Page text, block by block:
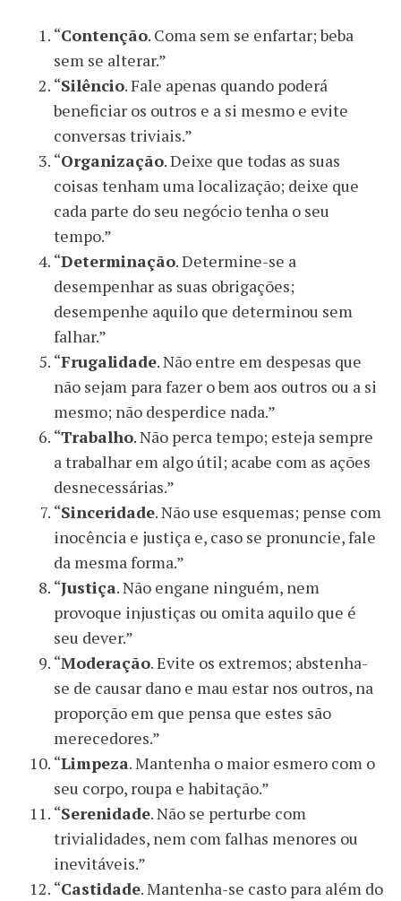
“Contenção. Coma sem se enfartar; beba
sem se alterar.”
“Silêncio. Fale apenas quando poderá
beneficiar os outros e a si mesmo e evite
conversas triviais.”
“Organização. Deixe que todas as suas
coisas tenham uma localização; deixe que
cada parte do seu negócio tenha o seu
tempo.”
“Determinação. Determine-se a
desempenhar as suas obrigações;
desempenhe aquilo que determinou sem
falhar.”
“Frugalidade. Não entre em despesas que
não sejam para fazer o bem aos outros ou a si
mesmo; não desperdice nada.”
“Trabalho. Não perca tempo; esteja sempre
a trabalhar em algo útil; acabe com as ações
desnecessárias.”
“Sinceridade. Não use esquemas; pense com
inocência e justiça e, caso se pronuncie, fale
da mesma forma.”
“Justiça. Não engane ninguém, nem
provoque injustiças ou omita aquilo que é
seu dever.”
“Moderação. Evite os extremos; abstenha-
se de causar dano e mau estar nos outros, na
proporção em que pensa que estes são
merecedores.”
“Limpeza. Mantenha o maior esmero com o
seu corpo, roupa e habitação.”
“Serenidade. Não se perturbe com
trivialidades, nem com falhas menores ou
inevitáveis.”
“Castidade. Mantenha-se casto para além do